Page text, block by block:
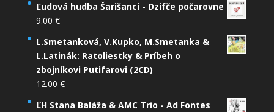
Ľudová hudba Šarišanci - Dzifče počarovne
9.00 €
L.Smetanková, V.Kupko, M.Smetanka &
L.Latinák: Ratoliestky & Príbeh o
zbojníkovi Putifarovi (2CD)
12.00 €
ĽH Stana Baláža & AMC Trio - Ad Fontes